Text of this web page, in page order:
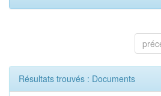
Résultats trouvés : Documents